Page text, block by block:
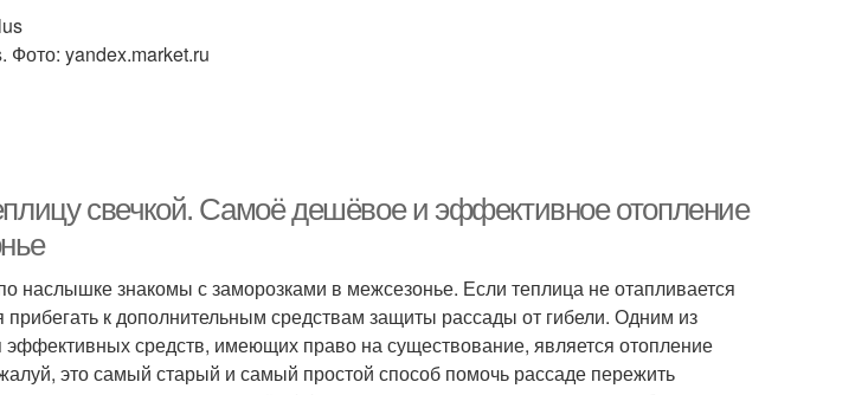
Фото: yandex.market.ru
свечкой. Самоё дешёвое и эффективное отопление
наслышке знакомы с заморозками в межсезонье. Если теплица не отапливается
прибегать к дополнительным средствам защиты рассады от гибели. Одним из
средств, имеющих право на существование, является отопление
это самый старый и самый простой способ помочь рассаде пережить